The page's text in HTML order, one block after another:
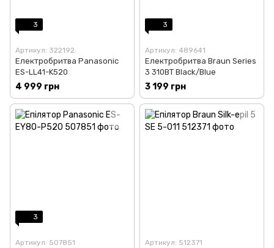
3
Артикул: 322192
Електробритва Panasonic
ES-LL41-K520
4 999 грн
3
Артикул: 489641
Електробритва Braun Series
3 310BT Black/Blue
3 199 грн
3
Артикул: 507851 Артикул: 512371